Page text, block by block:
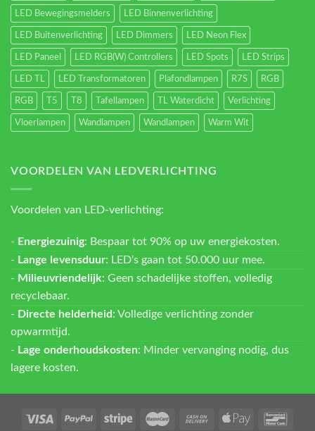
LED Bewegingsmelders LED Binnenverlichting
LED Buitenverlichting LED Dimmers LED Neon Flex
LED Paneel LED RGB(W) Controllers LED Spots LED Strips
LED TL LED Transformatoren Plafondlampen R7S RGB
RGB T5 T8 Tafellampen TL Waterdicht Verlichting
Vloerlampen Wandlampen Wandlampen Warm Wit
VOORDELEN VAN LEDVERLICHTING
Voordelen van LED-verlichting:
- Energiezuinig: Bespaar tot 90% op uw energiekosten.
- Lange levensduur: LED's gaan tot 50.000 uur mee.
- Milieuvriendelijk: Geen schadelijke stoffen, volledig
recyclebaar.
- Directe helderheid: Volledige verlichting zonder
opwarmtijd.
- Lage onderhoudskosten: Minder vervanging nodig, dus
lagere kosten.